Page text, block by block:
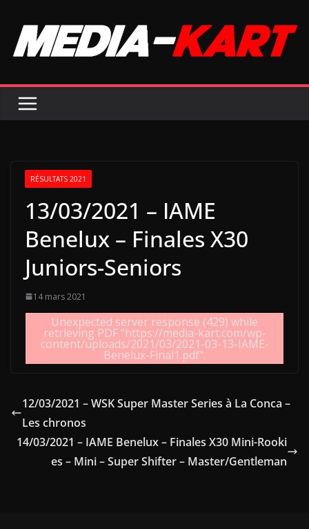
contenu
RÉSULTATS 2021
13/03/2021 – IAME
Benelux – Finales X30
Juniors-Seniors
14 mars 2021
Unexpected server response (429) while
retrieving PDF "https://media-kart.com/wp-
content/uploads/2021/03/2021-03-13-IAME-
Benelux-Final1.pdf".
12/03/2021 – WSK Super Master Series à La Conca –
Les chronos
14/03/2021 – IAME Benelux – Finales X30 Mini-Rooki
es – Mini – Super Shifter – Master/Gentleman